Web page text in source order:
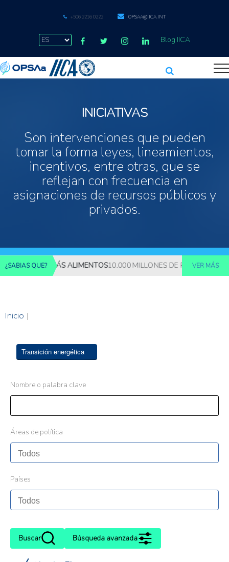
+506 2216 0222 OPSAA@IICA.INT
Blog IICA
INICIATIVAS
Son intervenciones que pueden
tomar la forma leyes, lineamientos,
incentivos, entre otras, que se
reflejan con frecuencia en
asignaciones de recursos públicos y
privados.
¿SABIAS QUE?MÁS ALIMENTOS10.000 MILLONES DE PERSONASVER MÁS
Inicio |
Transición energética
Nombre o palabra clave
Áreas de política
Países
Buscar Búsqueda avanzada